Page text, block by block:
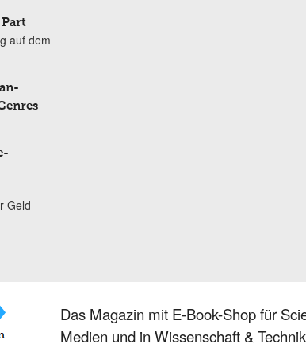
auf dem
Geld
Das Magazin mit E-Book-Shop für
Medien und in Wissenschaft & Technik